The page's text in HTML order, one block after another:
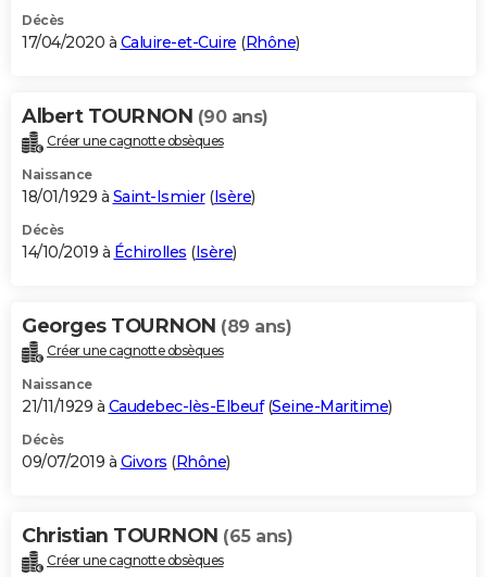
Décès
17/04/2020 à Caluire-et-Cuire (Rhône)
Albert TOURNON (90 ans)
Créer une cagnotte obsèques
Naissance
18/01/1929 à Saint-Ismier(Isère)
Décès
14/10/2019 à Échirolles (Isère)
Georges TOURNON (89 ans)
Créer une cagnotte obsèques
Naissance
21/11/1929 à Caudebec-lès-Elbeuf(Seine-Maritime)
Décès
09/07/2019 à Givors (Rhône)
Christian TOURNON (65 ans)
Créer une cagnotte obsèques